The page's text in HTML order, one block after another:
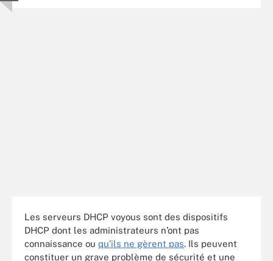
Les serveurs DHCP voyous sont des dispositifs
DHCP dont les administrateurs n’ont pas
connaissance ou qu’ils ne gèrent pas. Ils peuvent
constituer un grave problème de sécurité et une